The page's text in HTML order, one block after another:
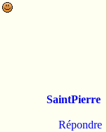
SaintPierre
Répondre